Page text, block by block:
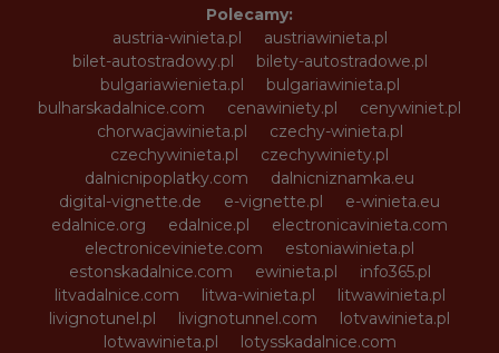
Polecamy:
austria-winieta.pl
austriawinieta.pl
bilet-autostradowy.pl
bilety-autostradowe.pl
bulgariawienieta.pl
bulgariawinieta.pl
bulharskadalnice.com
cenawiniety.pl
cenywiniet.pl
chorwacjawinieta.pl
czechy-winieta.pl
czechywinieta.pl
czechywiniety.pl
dalnicnipoplatky.com
dalnicniznamka.eu
digital-vignette.de
e-vignette.pl
e-winieta.eu
edalnice.org
edalnice.pl
electronicavinieta.com
electroniceviniete.com
estoniawinieta.pl
estonskadalnice.com
ewinieta.pl
info365.pl
litvadalnice.com
litwa-winieta.pl
litwawinieta.pl
livignotunel.pl
livignotunnel.com
lotvawinieta.pl
lotwawinieta.pl
lotysskadalnice.com